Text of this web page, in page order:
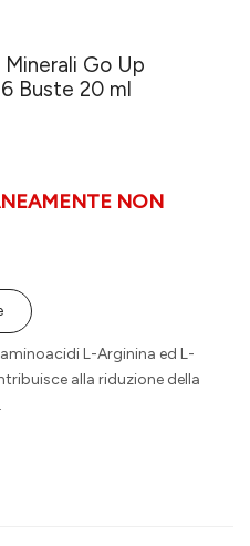
Go Up
Buste 20 ml
NON
L-Arginina ed L-
alla riduzione della